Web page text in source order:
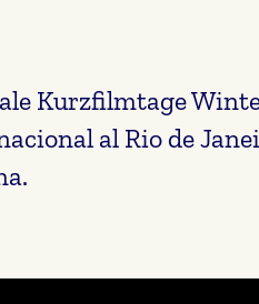
Kurzfilmtage
al Rio de